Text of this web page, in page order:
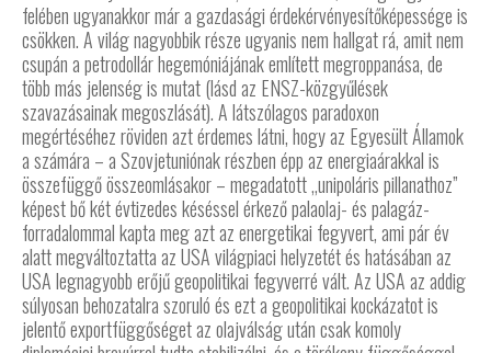
felében ugyanakkor már a gazdasági érdekérvényesítőképessége is
csökken. A világ nagyobbik része ugyanis nem hallgat rá, amit nem
csupán a petrodollár hegemóniájának említett megroppanása, de
több más jelenség is mutat (lásd az ENSZ-közgyűlések
szavazásainak megoszlását). A látszólagos paradoxon
megértéséhez röviden azt érdemes látni, hogy az Egyesült Államok
a számára – a Szovjetuniónak részben épp az energiaárakkal is
összefüggő összeomlásakor – megadatott „unipoláris pillanathoz”
képest bő két évtizedes késéssel érkező palaolaj- és palagáz-
forradalommal kapta meg azt az energetikai fegyvert, ami pár év
alatt megváltoztatta az USA világpiaci helyzetét és hatásában az
USA legnagyobb erőjű geopolitikai fegyverré vált. Az USA az addig
súlyosan behozatalra szoruló és ezt a geopolitikai kockázatot is
jelentő exportfüggőséget az olajválság után csak komoly